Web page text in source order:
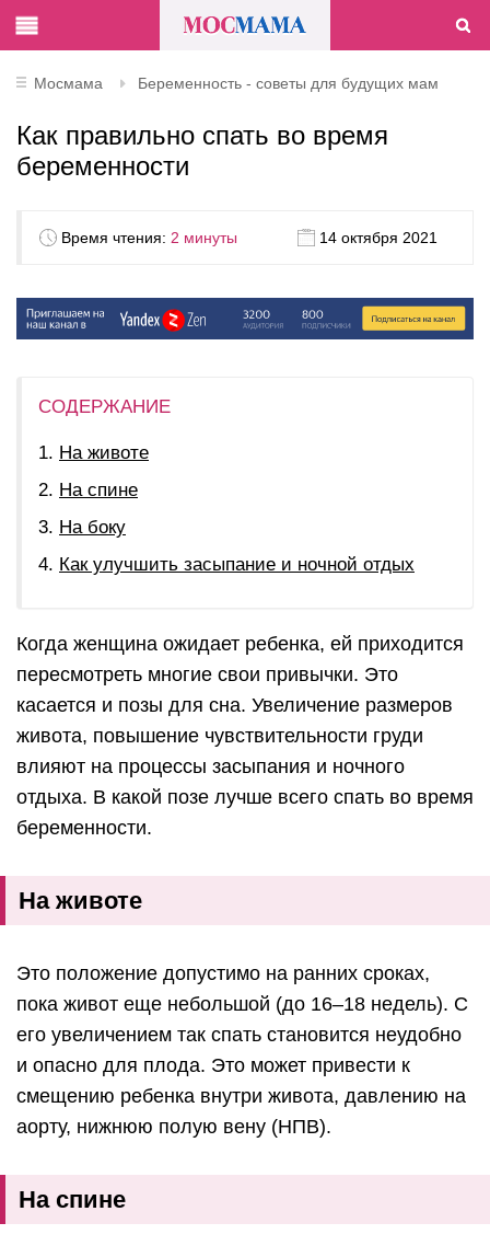
Мосмама Беременность - советы для будущих мам
Как правильно спать во время
беременности
Время чтения: 2 минуты 14 октября 2021
СОДЕРЖАНИЕ
На животе
На спине
На боку
Как улучшить засыпание и ночной отдых
Когда женщина ожидает ребенка, ей приходится
пересмотреть многие свои привычки. Это
касается и позы для сна. Увеличение размеров
живота, повышение чувствительности груди
влияют на процессы засыпания и ночного
отдыха. В какой позе лучше всего спать во время
беременности.
На животе
Это положение допустимо на ранних сроках,
пока живот еще небольшой (до 16–18 недель). С
его увеличением так спать становится неудобно
и опасно для плода. Это может привести к
смещению ребенка внутри живота, давлению на
аорту, нижнюю полую вену (НПВ).
На спине